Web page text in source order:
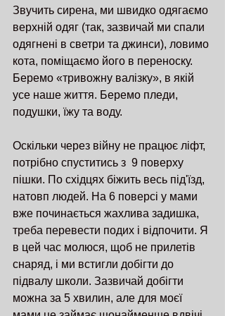
Звучить сирена, ми швидко одягаємо
верхній одяг (так, зазвичай ми спали
одягнені в светри та джинси), ловимо
кота, поміщаємо його в переноску.
Беремо «тривожну валізку», в якій
усе наше життя. Беремо пледи,
подушки, їжу та воду.
Оскільки через війну не працює ліфт,
потрібно спуститись з  9 поверху
пішки. По східцях біжить весь під'їзд,
натовп людей. На 6 поверсі у мами
вже починається жахлива задишка,
треба перевести подих і відпочити. Я
в цей час молюся, щоб не прилетів
снаряд, і ми встигли добігти до
підвалу школи. Зазвичай добігти
можна за 5 хвилин, але для моєї